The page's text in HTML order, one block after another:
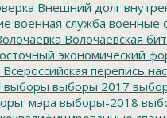
Внешний долг
военная служба военные
Волочаевская
экономический
Всероссийская перепись
выборы выборы 2017
выборы-2018